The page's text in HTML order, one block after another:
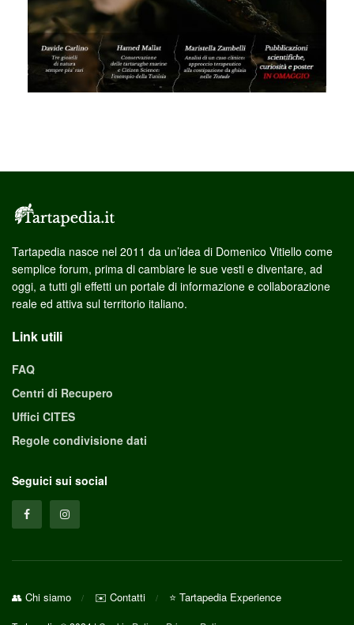
Tartapedia nasce nel 2011 da un’idea di Domenico Vitiello come
semplice forum, prima di cambiare le sue vesti e diventare, ad
oggi, a tutti gli effetti un portale di informazione e collaborazione
reale ed attiva sul territorio italiano.
Link utili
FAQ
Centri di Recupero
Uffici CITES
Regole condivisione dati
Seguici sui social
👥 Chi siamo ✉️ Contatti ⭐ Tartapedia Experience